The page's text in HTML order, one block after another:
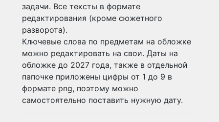
задачи. Все тексты в формате
редактирования (кроме сюжетного
разворота).
Ключевые слова по предметам на обложке
можно редактировать на свои. Даты на
обложке до 2027 года, также в отдельной
папочке приложены цифры от 1 до 9 в
формате png, поэтому можно
самостоятельно поставить нужную дату.